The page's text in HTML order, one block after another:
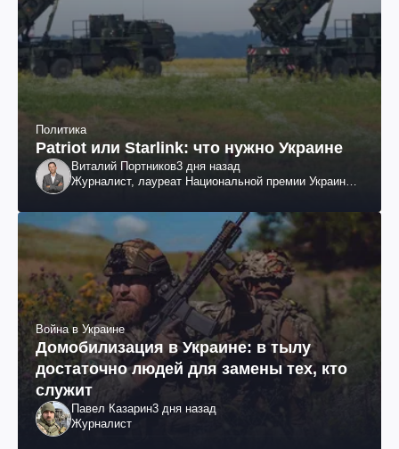
Политика
Patriot или Starlink: что нужно Украине
Виталий Портников3 дня назад
Журналист, лауреат Национальной премии Украины
Война в Украине
Домобилизация в Украине: в тылу
достаточно людей для замены тех, кто
служит
Павел Казарин3 дня назад
Журналист